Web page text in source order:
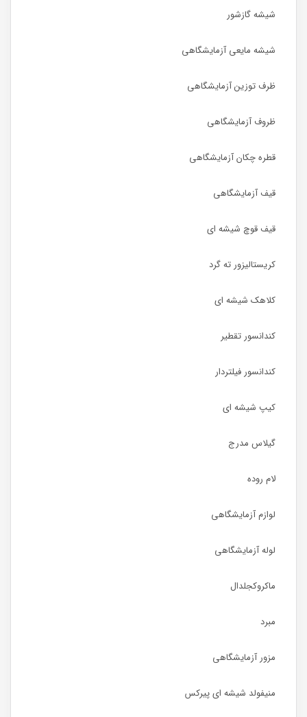
شیشه گازشور
شیشه مایعی آزمایشگاهی
ظرف توزین آزمایشگاهی
ظروف آزمایشگاهی
قطره چکان آزمایشگاهی
قیف آزمایشگاهی
قیف قوچ شیشه ای
کریستالیزور ته گرد
کلاهک شیشه ای
کندانسور تقطیر
کندانسور فیلتردار
کیپ شیشه ای
گیلاس مدرج
لام روده
لوازم آزمایشگاهی
لوله آزمایشگاهی
ماکروکجلدال
مبرد
مزور آزمایشگاهی
منیفولد شیشه ای پیرکس